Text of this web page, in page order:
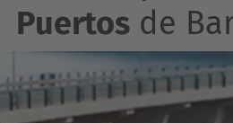
Puertos de